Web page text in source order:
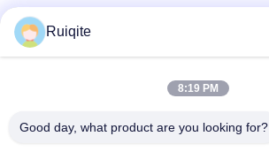
0086-18217621160
Ruiqite
8:19 PM
Good day, what product are you looking for?